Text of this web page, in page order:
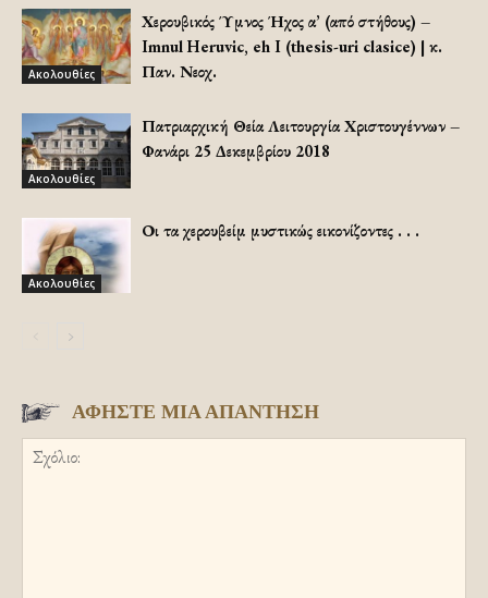
Ακολουθίες
Χερουβικός Ύμνος Ήχος α’ (από στήθους) –
Imnul Heruvic, eh I (thesis-uri clasice) | κ.
Παν. Νεοχ.
Ακολουθίες
Πατριαρχική Θεία Λειτουργία Χριστουγέννων –
Φανάρι 25 Δεκεμβρίου 2018
Ακολουθίες
Οι τα χερουβείμ μυστικώς εικονίζοντες . . .
ΑΦΗΣΤΕ ΜΙΑ ΑΠΑΝΤΗΣΗ